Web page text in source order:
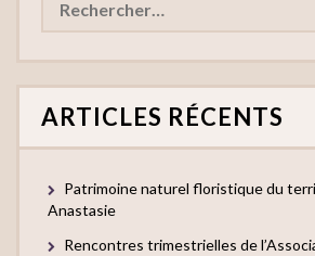
ARTICLES RÉCENTS
Patrimoine naturel floristique du
Anastasie
Rencontres trimestrielles de